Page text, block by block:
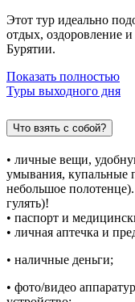
Этот тур идеально
отдых, оздоровление
Бурятии.
Показать полностью
Туры выходного дня
Что взять с собой?
• личные вещи,
умывания, купальные
небольшое
гулять)!
• паспорт и
• личная аптечка и
• наличные деньги;
• фото/видео